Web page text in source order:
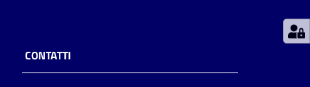
per
CONTATTI